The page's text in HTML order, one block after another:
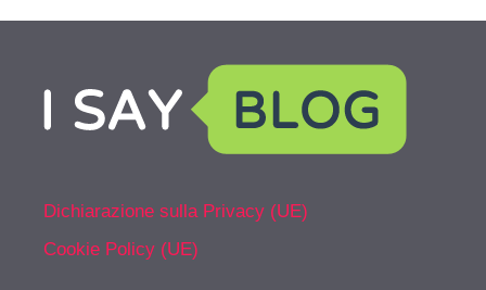
Dichiarazione sulla Privacy (UE)
Cookie Policy (UE)